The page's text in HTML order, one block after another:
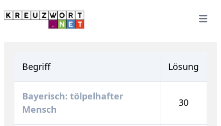
Open
Begriff Lösung
Bayerisch: tölpelhafter
Mensch
30